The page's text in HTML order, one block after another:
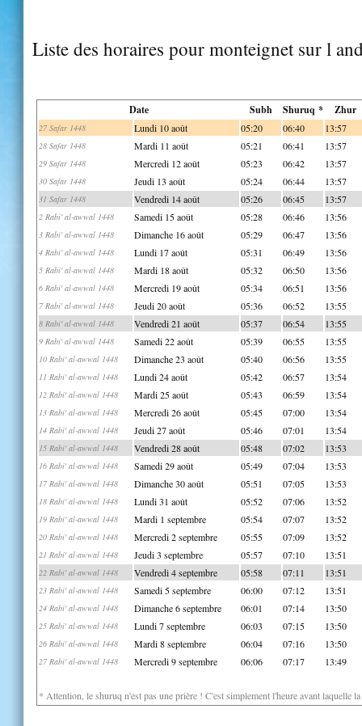
Liste des horaires pour monteignet sur l
Date Subh Shuruq * Zhur
27 Safar 1448 Lundi 10 août 05:20 06:40 13:57
28 Safar 1448 Mardi 11 août 05:21 06:41 13:57
29 Safar 1448 Mercredi 12 août 05:23 06:42 13:57
30 Safar 1448 Jeudi 13 août 05:24 06:44 13:57
31 Safar 1448 Vendredi 14 août 05:26 06:45 13:57
2 Rabi' al-awwal 1448 Samedi 15 août 05:28 06:46 13:56
3 Rabi' al-awwal 1448 Dimanche 16 août 05:29 06:47 13:56
4 Rabi' al-awwal 1448 Lundi 17 août 05:31 06:49 13:56
5 Rabi' al-awwal 1448 Mardi 18 août 05:32 06:50 13:56
6 Rabi' al-awwal 1448 Mercredi 19 août 05:34 06:51 13:56
7 Rabi' al-awwal 1448 Jeudi 20 août 05:36 06:52 13:55
8 Rabi' al-awwal 1448 Vendredi 21 août 05:37 06:54 13:55
9 Rabi' al-awwal 1448 Samedi 22 août 05:39 06:55 13:55
10 Rabi' al-awwal 1448 Dimanche 23 août 05:40 06:56 13:55
11 Rabi' al-awwal 1448 Lundi 24 août 05:42 06:57 13:54
12 Rabi' al-awwal 1448 Mardi 25 août 05:43 06:59 13:54
13 Rabi' al-awwal 1448 Mercredi 26 août 05:45 07:00 13:54
14 Rabi' al-awwal 1448 Jeudi 27 août 05:46 07:01 13:54
15 Rabi' al-awwal 1448 Vendredi 28 août 05:48 07:02 13:53
16 Rabi' al-awwal 1448 Samedi 29 août 05:49 07:04 13:53
17 Rabi' al-awwal 1448 Dimanche 30 août 05:51 07:05 13:53
18 Rabi' al-awwal 1448 Lundi 31 août 05:52 07:06 13:52
19 Rabi' al-awwal 1448 Mardi 1 septembre 05:54 07:07 13:52
20 Rabi' al-awwal 1448 Mercredi 2 septembre 05:55 07:09 13:52
21 Rabi' al-awwal 1448 Jeudi 3 septembre 05:57 07:10 13:51
22 Rabi' al-awwal 1448 Vendredi 4 septembre 05:58 07:11 13:51
23 Rabi' al-awwal 1448 Samedi 5 septembre 06:00 07:12 13:51
24 Rabi' al-awwal 1448 Dimanche 6 septembre 06:01 07:14 13:50
25 Rabi' al-awwal 1448 Lundi 7 septembre 06:03 07:15 13:50
26 Rabi' al-awwal 1448 Mardi 8 septembre 06:04 07:16 13:50
27 Rabi' al-awwal 1448 Mercredi 9 septembre 06:06 07:17 13:49
* Attention, le shuruq n'est pas une prière ! C'est simplement l'heure avant laquelle